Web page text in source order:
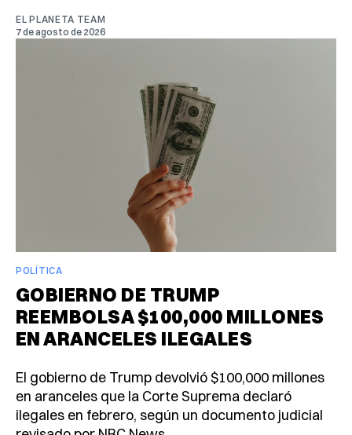
EL PLANETA TEAM
7 de agosto de 2026
POLÍTICA
GOBIERNO DE TRUMP
REEMBOLSA $100,000 MILLONES
EN ARANCELES ILEGALES
El gobierno de Trump devolvió $100,000 millones
en aranceles que la Corte Suprema declaró
ilegales en febrero, según un documento judicial